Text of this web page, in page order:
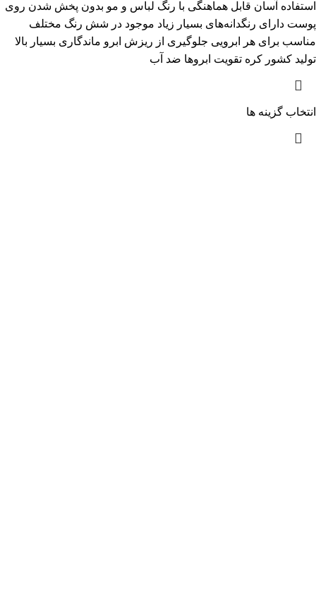
استفاده آسان قابل هماهنگی با رنگ لباس و مو بدون پخش شدن روی
پوست دارای رنگدانه‌های بسیار زیاد موجود در شش رنگ مختلف
مناسب برای هر ابرویی جلوگیری از ریزش ابرو ماندگاری بسیار بالا
تولید کشور کره تقویت ابروها ضد آب
انتخاب گزینه ها